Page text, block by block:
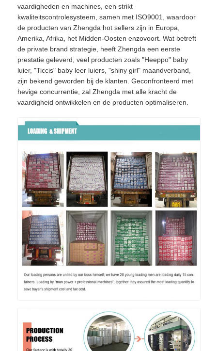
vaardigheden en machines, een strikt
kwaliteitscontrolesysteem, samen met ISO9001, waardoor
de producten van Zhengda hot sellers zijn in Europa,
Amerika, Afrika, het Midden-Oosten enzovoort. Wat betreft
de private brand strategie, heeft Zhengda een eerste
prestatie geleverd, veel producten zoals "Heeppo" baby
luier, "Ticcis" baby leer luiers, "shiny girl" maandverband,
zijn bekend geworden bij de klanten. Geconfronteerd met
hevige concurrentie, zal Zhengda met alle kracht de
vaardigheid ontwikkelen en de producten optimaliseren.